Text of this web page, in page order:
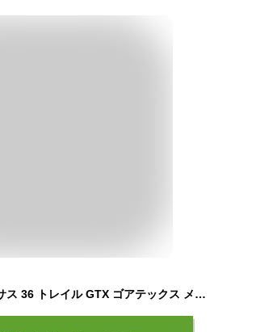
[ナイキ] ズーム ペガサス 36 トレイル GTX ゴアテックス メンズ ランニング シューズ Zoom Pegasus 36 Trail GTX BV7762-300, 27.0 cm [並行輸入品]